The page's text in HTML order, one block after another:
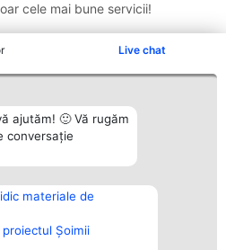
Live chat
ajutăm! 🙂 Vă rugăm
conversație
materiale de
Șoimii
cele mai bune servicii!
Lista Tuturor
Contact